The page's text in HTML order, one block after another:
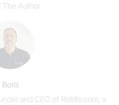
The Author
Boris
and CEO of Riddle.com, a